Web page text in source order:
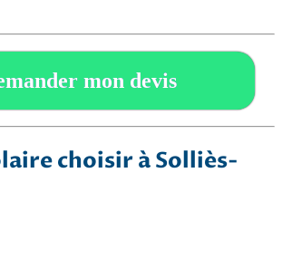
mon devis
choisir à Solliès-